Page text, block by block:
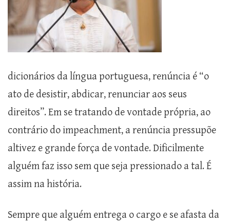
dicionários da língua portuguesa, renúncia é “o
ato de desistir, abdicar, renunciar aos seus
direitos”. Em se tratando de vontade própria, ao
contrário do impeachment, a renúncia pressupõe
altivez e grande força de vontade. Dificilmente
alguém faz isso sem que seja pressionado a tal. É
assim na história.
Sempre que alguém entrega o cargo e se afasta da